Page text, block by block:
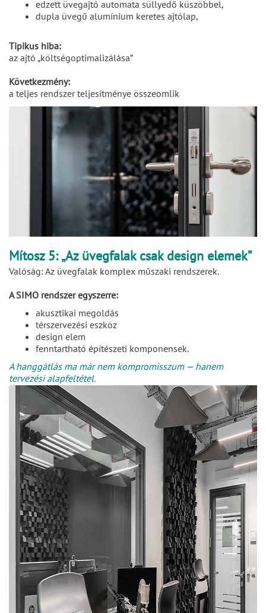
edzett üvegajtó automata süllyedő küszöbbel,
dupla üvegű alumínium keretes ajtólap,
Tipikus hiba:
az ajtó „költségoptimalizálása”
Következmény:
a teljes rendszer teljesítménye összeomlik
Mítosz 5: „Az üvegfalak csak design elemek”
Valóság: Az üvegfalak komplex műszaki rendszerek.
A SIMO rendszer egyszerre:
akusztikai megoldás
térszervezési eszköz
design elem
fenntartható építészeti komponensek.
A hanggátlás ma már nem kompromisszum — hanem
tervezési alapfeltétel.